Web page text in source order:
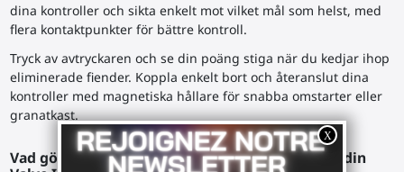
dina kontroller och sikta enkelt mot vilket mål som helst, med
flera kontaktpunkter för bättre kontroll.
Tryck av avtryckaren och se din poäng stiga när du kedjar ihop
eliminerade fiender. Koppla enkelt bort och återanslut dina
kontroller med magnetiska hållare för snabba omstarter eller
granatkast.
Vad gör MagTube VRgevärskolvså användbar i din